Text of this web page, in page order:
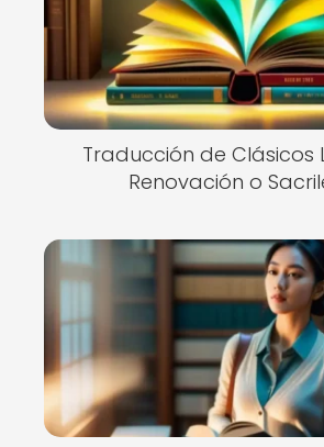
Traducción de Clásicos
Renovación o